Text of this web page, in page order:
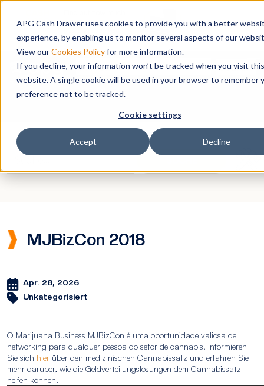
APG Cash Drawer uses cookies to provide you with a better
experience, by enabling us to monitor several aspects of our
View ourCookies Policyfor more information.
If you decline, your information won’t be tracked when you visit this
website. A single cookie will be used in your browser to remember
preference not to be tracked.
Cookie settings
Accept Decline
Search
DE
MJBizCon 2018
Apr. 28, 2026
Unkategorisiert
O Marijuana Business MJBizCon é uma oportunidade valiosa de
networking para qualquer pessoa do setor de cannabis. Informieren
Sie sich hier über den medizinischen Cannabissatz und erfahren Sie
mehr darüber, wie die Geldverteilungslösungen dem Cannabissatz
helfen können.